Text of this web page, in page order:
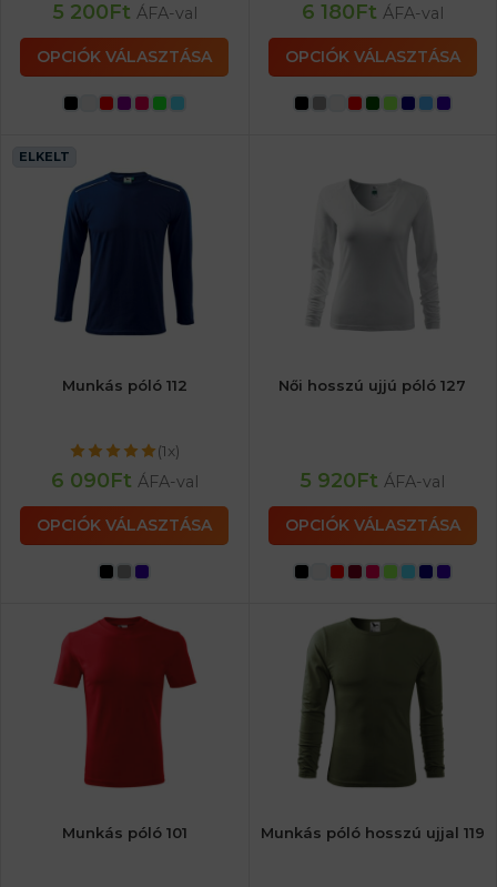
5 200Ft ÁFA-val
OPCIÓK VÁLASZTÁSA
6 180Ft ÁFA-val
OPCIÓK VÁLASZTÁSA
ELKELT
Munkás póló 112
(1x)
6 090Ft ÁFA-val
OPCIÓK VÁLASZTÁSA
Női hosszú ujjú póló 127
5 920Ft ÁFA-val
OPCIÓK VÁLASZTÁSA
Munkás póló 101 Munkás póló hosszú ujjal 119